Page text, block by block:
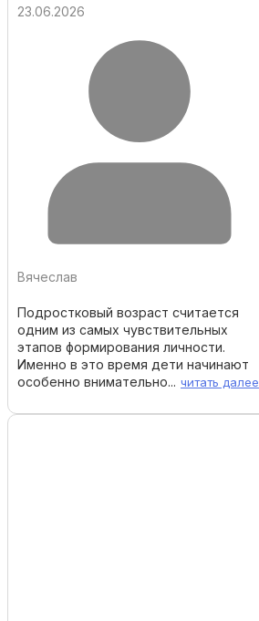
23.06.2026
Вячеслав
Подростковый возраст считается
одним из самых чувствительных
этапов формирования личности.
Именно в это время дети начинают
особенно внимательно... читать далее